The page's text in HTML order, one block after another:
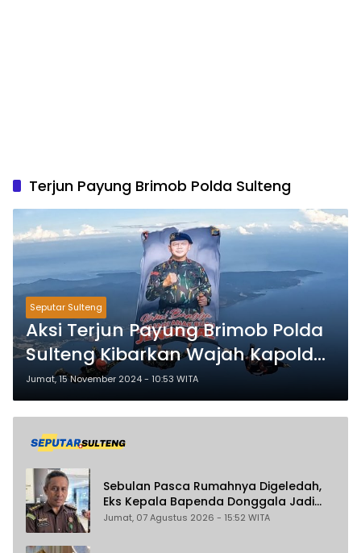
Terjun Payung Brimob Polda Sulteng
Seputar Sulteng
Aksi Terjun Payung Brimob Polda
Sulteng Kibarkan Wajah Kapolda
Irjen Pol Agus Nugroho di Langit
Palu
Jumat, 15 November 2024 - 10:53 WITA
Sebulan Pasca Rumahnya Digeledah,
Eks Kepala Bapenda Donggala Jadi
Tersangka Dugaan Korupsi
Jumat, 07 Agustus 2026 - 15:52 WITA